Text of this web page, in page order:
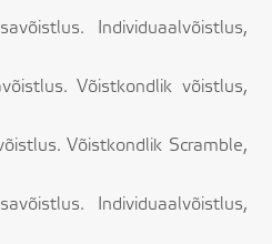
Individuaalvõistlus,
Võistkondlik võistlus,
Võistkondlik Scramble,
Individuaalvõistlus,